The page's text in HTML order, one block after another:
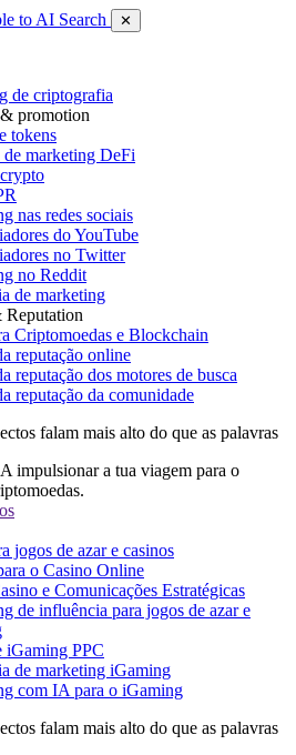
to AI Search ✕
de criptografia
promotion
tokens
de marketing DeFi
nas redes sociais
do YouTube
no Twitter
no Reddit
de marketing
Criptomoedas e Blockchain
reputação online
reputação dos motores de busca
reputação da comunidade
falam mais alto do que as palavras
impulsionar a tua viagem para o
jogos de azar e casinos
o Casino Online
e Comunicações Estratégicas
de influência para jogos de azar e
iGaming PPC
de marketing iGaming
com IA para o iGaming
falam mais alto do que as palavras